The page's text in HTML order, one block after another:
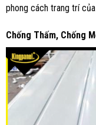
phong cách trang trí
Chống Thấm, Chống